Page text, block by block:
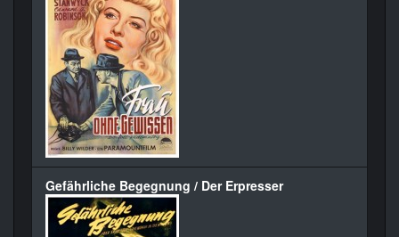
Gefährliche Begegnung / Der Erpresser